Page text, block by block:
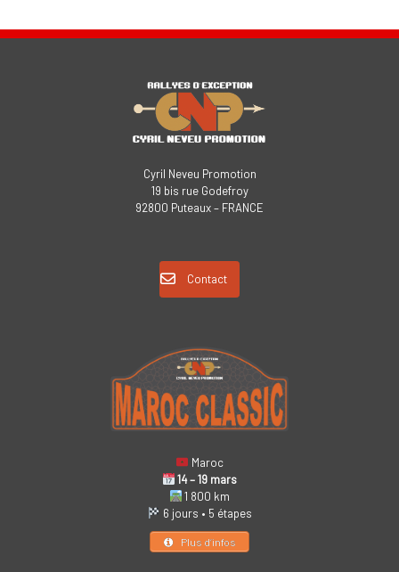
Cyril Neveu Promotion
19 bis rue Godefroy
92800 Puteaux – FRANCE
Contact
Maroc
14 – 19 mars
1 800 km
6 jours • 5 étapes
Plus d’infos